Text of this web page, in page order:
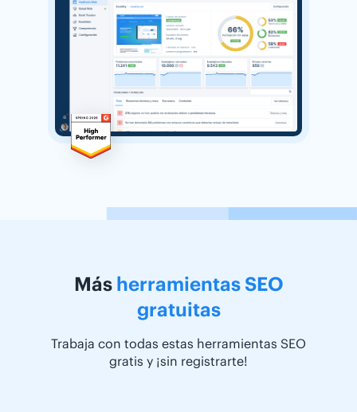
Más herramientas SEO
gratuitas
Trabaja con todas estas herramientas SEO
gratis y ¡sin registrarte!